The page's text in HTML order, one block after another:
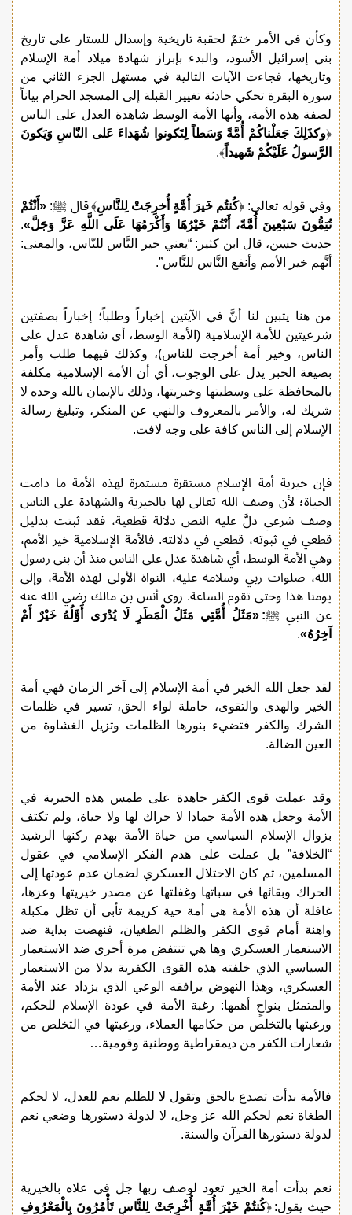
وكأن في الأمر ختمٌ لحقبة تاريخية وإسدال للستار على تاريخ
بني إسرائيل الأسود، والبدء بإبراز شهادة ميلاد أمة الإسلام
وتاريخها، فجاءت الآيات التالية في مستهل الجزء الثاني من
سورة البقرة تحكي حادثة تغيير القبلة إلى المسجد الحرام بياناً
لصفة هذه الأمة، وأنها الأمة الوسط شاهدة العدل على الناس
﴿وكذَلِكَ جَعَلْناكُمْ أُمَّةً وَسَطاً لِتَكونوا شُهَداءَ عَلى النّاسِ وَيَكونَ
الرَّسولُ عَلَيْكُمْ شَهيداً ﴾.
وفي قوله تعالى: ﴿كُنتُم خَيرَ أُمَّةٍ أُخرِجَتْ لِلنَّاسِ﴾ قال ﷺ: «أَنْتُمْ
تُتِمُّونَ سَبْعِينَ أُمَّةً، أَنْتُمْ خَيْرُهَا وَأَكْرَمُهَا عَلَى اللَّهِ عَزَّ وَجَلَّ».
حديث حسن، قال ابن كثير: “يعني خير النَّاس للنّاس، والمعنى:
أنَّهم خير الأمم وأنفع النَّاس للنَّاس”.
من هنا يتبين لنا أنَّ في الآيتين إخباراً وطلباً؛ إخباراً بصفتين
شرعيتين للأمة الإسلامية (الأمة الوسط، أي شاهدة عدل على
الناس، وخير أمة أخرجت للناس)، وكذلك فيهما طلب وأمر
بصيغة الخبر يدل على الوجوب، أي أن الأمة الإسلامية مكلفة
بالمحافظة على وسطيتها وخيريتها، وذلك بالإيمان بالله وحده لا
شريك له، والأمر بالمعروف والنهي عن المنكر، وتبليغ رسالة
الإسلام إلى الناس كافة على وجه لافت.
فإن خيرية أمة الإسلام مستقرة مستمرة لهذه الأمة ما دامت
الحياة؛ لأن وصف الله تعالى لها بالخيرية والشهادة على الناس
وصف شرعي دلَّ عليه النص دلالة قطعية، فقد ثبتت بدليل
قطعي في ثبوته، قطعي في دلالته. فالأمة الإسلامية خير الأمم،
وهي الأمة الوسط، أي شاهدة عدل على الناس منذ أن بنى رسول
الله، صلوات ربي وسلامه عليه، النواة الأولى لهذه الأمة، وإلى
يومنا هذا وحتى تقوم الساعة. روى أنس بن مالك رضي الله عنه
عن النبي ﷺ: «مَثَلُ أُمَّتِي مَثَلُ الْمَطَرِ لَا يُدْرَى أَوَّلُهُ خَيْرٌ أَمْ
آخِرُهُ».
لقد جعل الله الخير في أمة الإسلام إلى آخر الزمان فهي أمة
الخير والهدى والتقوى، حاملة لواء الحق، تسير في ظلمات
الشرك والكفر فتضيء بنورها الظلمات وتزيل الغشاوة من
العين الضالة.
وقد عملت قوى الكفر جاهدة على طمس هذه الخيرية في
الأمة وجعل هذه الأمة جمادا لا حراك لها ولا حياة، ولم تكتف
بزوال الإسلام السياسي من حياة الأمة بهدم ركنها الرشيد
“الخلافة” بل عملت على هدم الفكر الإسلامي في عقول
المسلمين، ثم كان الاحتلال العسكري لضمان عدم عودتها إلى
الحراك وبقائها في سباتها وغفلتها عن مصدر خيريتها وعزها،
غافلة أن هذه الأمة هي أمة حية كريمة تأبى أن تظل مكبلة
واهنة أمام قوى الكفر والظلم الطغيان، فنهضت بداية ضد
الاستعمار العسكري وها هي تنتفض مرة أخرى ضد الاستعمار
السياسي الذي خلفته هذه القوى الكفرية بدلا من الاستعمار
العسكري، وهذا النهوض يرافقه الوعي الذي يزداد عند الأمة
والمتمثل بنواحٍ أهمها: رغبة الأمة في عودة الإسلام للحكم،
ورغبتها بالتخلص من حكامها العملاء، ورغبتها في التخلص من
شعارات الكفر من ديمقراطية ووطنية وقومية…
فالأمة بدأت تصدع بالحق وتقول لا للظلم نعم للعدل، لا لحكم
الطغاة نعم لحكم الله عز وجل، لا لدولة دستورها وضعي نعم
لدولة دستورها القرآن والسنة.
نعم بدأت أمة الخير تعود لوصف ربها جل في علاه بالخيرية
حيث يقول: ﴿كُنتُمْ خَيْرَ أُمَّةٍ أُخْرِجَتْ لِلنَّاسِ تَأْمُرُونَ بِالْمَعْرُوفِ